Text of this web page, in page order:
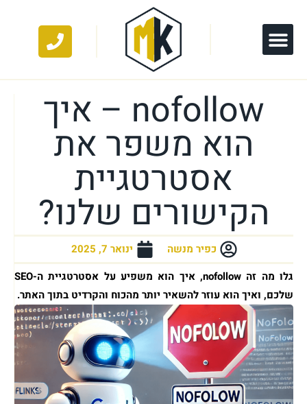
nofollow – איך
הוא משפר את
אסטרטגיית
הקישורים שלנו?
כפיר מנשה
ינואר 7, 2025
גלו מה זה nofollow, איך הוא משפיע על אסטרטגיית ה-SEO
שלכם, ואיך הוא עוזר להשאיר יותר מהכוח והקרדיט בתוך האתר.